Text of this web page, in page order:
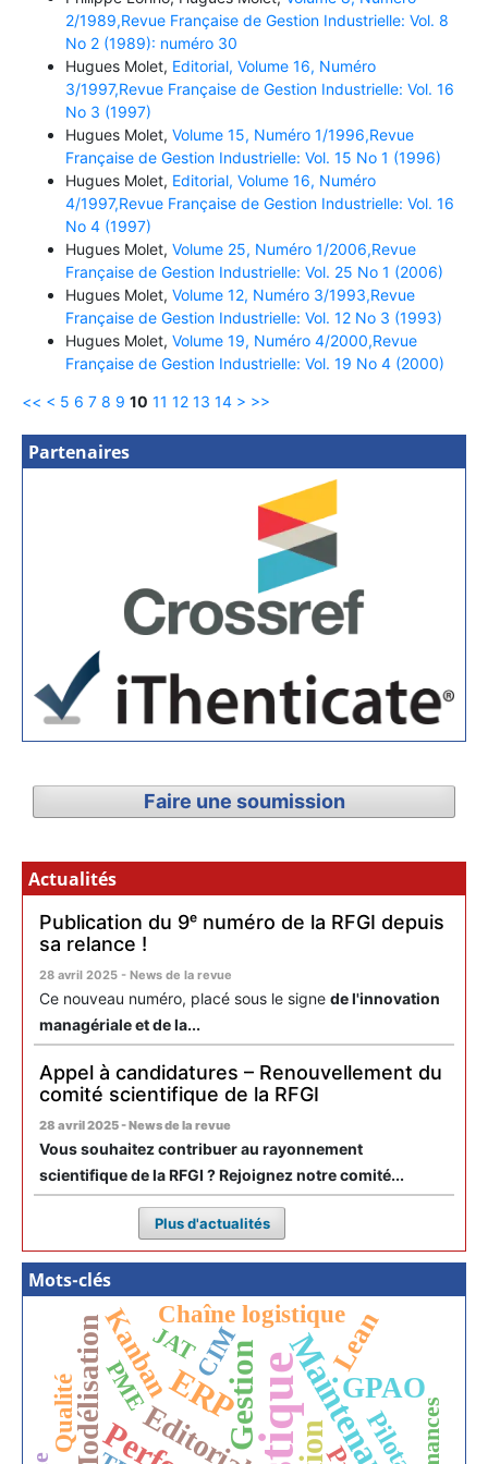
2/1989,Revue Française de Gestion Industrielle: Vol. 8
No 2 (1989): numéro 30
Hugues Molet, Editorial, Volume 16, Numéro
3/1997,Revue Française de Gestion Industrielle: Vol. 16
No 3 (1997)
Hugues Molet, Volume 15, Numéro 1/1996,Revue
Française de Gestion Industrielle: Vol. 15 No 1 (1996)
Hugues Molet, Editorial, Volume 16, Numéro
4/1997,Revue Française de Gestion Industrielle: Vol. 16
No 4 (1997)
Hugues Molet, Volume 25, Numéro 1/2006,Revue
Française de Gestion Industrielle: Vol. 25 No 1 (2006)
Hugues Molet, Volume 12, Numéro 3/1993,Revue
Française de Gestion Industrielle: Vol. 12 No 3 (1993)
Hugues Molet, Volume 19, Numéro 4/2000,Revue
Française de Gestion Industrielle: Vol. 19 No 4 (2000)
<< < 5 6 7 8 9 10 11 12 13 14 > >>
Partenaires
Faire une soumission
Actualités
Publication du 9ᵉ numéro de la RFGI depuis
sa relance !
28 avril 2025 - News de la revue
Ce nouveau numéro, placé sous le signe de l'innovation
managériale et de la...
Appel à candidatures – Renouvellement du
comité scientifique de la RFGI
28 avril 2025 - News de la revue
Vous souhaitez contribuer au rayonnement
scientifique de la RFGI ? Rejoignez notre comité...
Plus d'actualités
Mots-clés
Maintenance
Gestion
ERP
Editorial
Modélisation GPAO
Kanban Lean
Chaîne logistique
CIM
Qualité PME
JAT